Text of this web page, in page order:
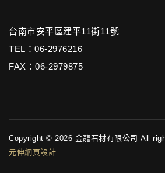
台南市安平區建平11街11號
TEL：06-2976216
FAX：06-2979875
Copyright © 2026 金龍石材有限公司 All
元伸網頁設計